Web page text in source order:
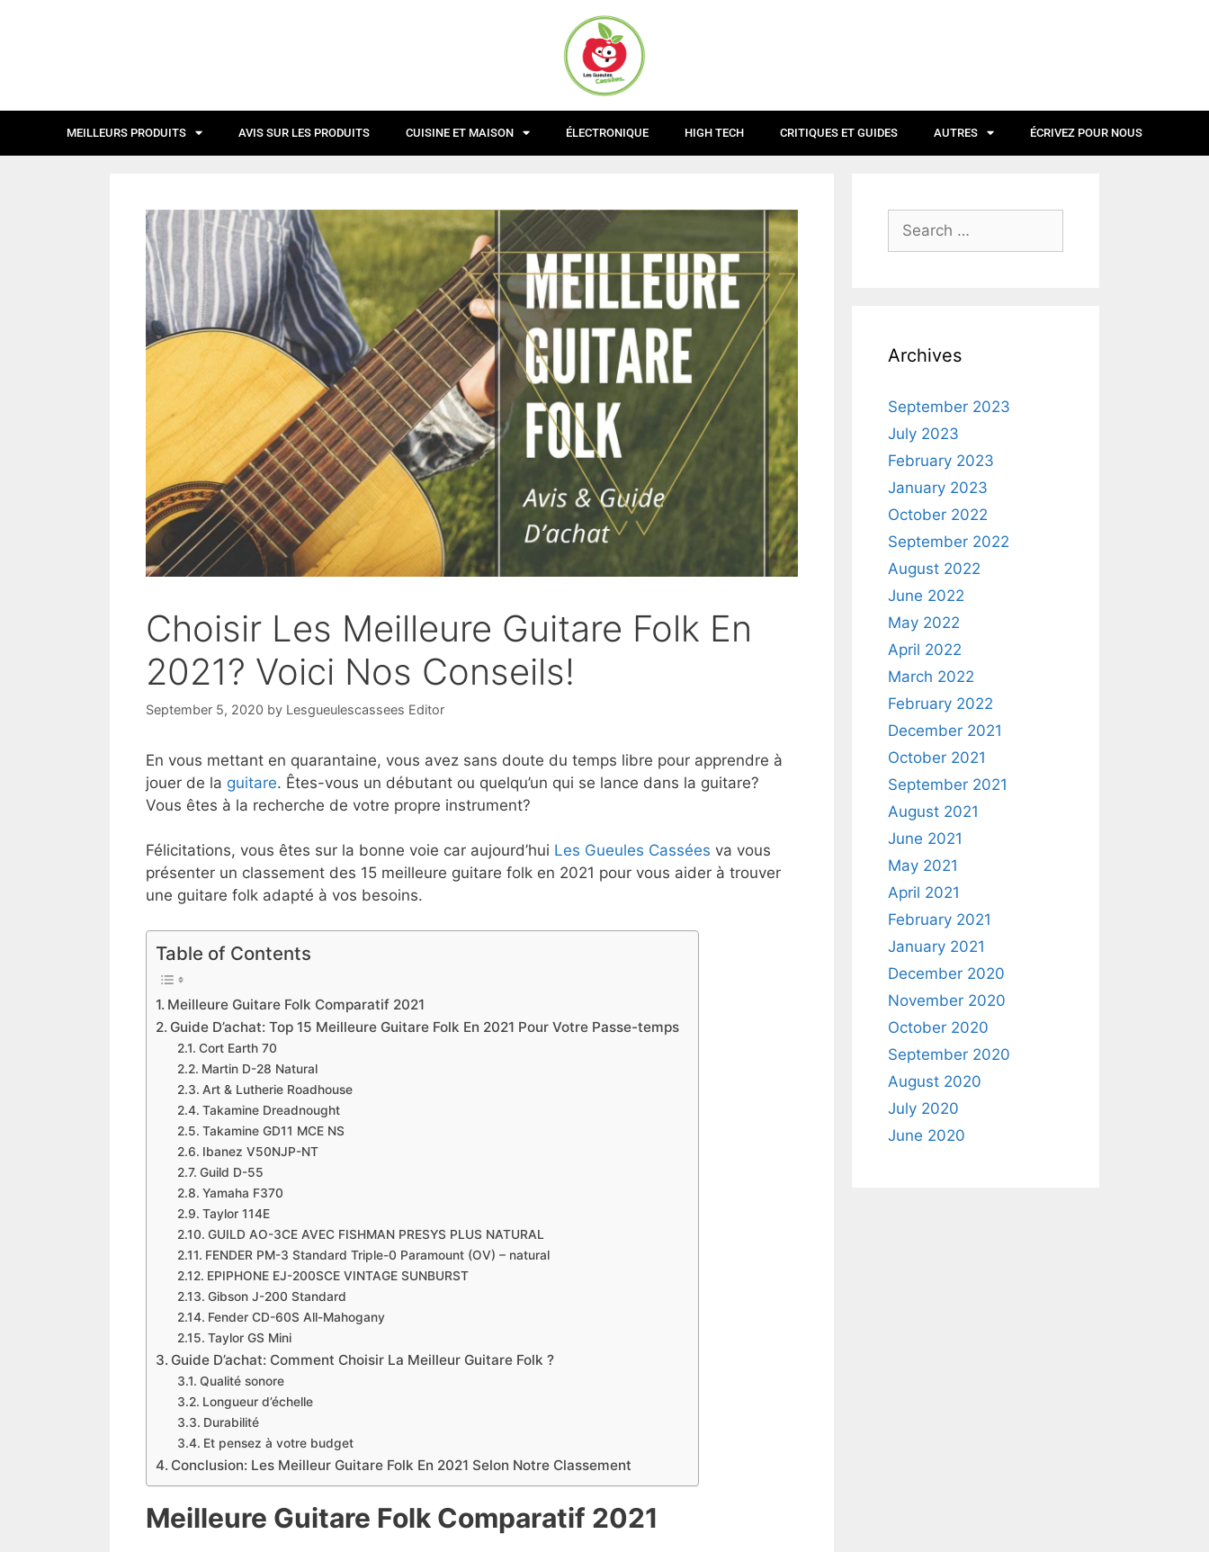
MEILLEURS PRODUITS AVIS SUR LES PRODUITS CUISINE ET MAISON ÉLECTRONIQUE HIGH TECH CRITIQUES ET GUIDES AUTRES ÉCRIVEZ POUR NOUS
Choisir Les Meilleure Guitare Folk En
2021? Voici Nos Conseils!
September 5, 2020 by Lesgueulescassees Editor
En vous mettant en quarantaine, vous avez sans doute du temps libre pour apprendre à
jouer de la guitare. Êtes-vous un débutant ou quelqu’un qui se lance dans la guitare?
Vous êtes à la recherche de votre propre instrument?
Félicitations, vous êtes sur la bonne voie car aujourd’hui Les Gueules Cassées va vous
présenter un classement des 15 meilleure guitare folk en 2021 pour vous aider à trouver
une guitare folk adapté à vos besoins.
Table of Contents
Meilleure Guitare Folk Comparatif 2021
Guide D’achat: Top 15 Meilleure Guitare Folk En 2021 Pour Votre Passe-temps
Cort Earth 70
Martin D-28 Natural
Art & Lutherie Roadhouse
Takamine Dreadnought
Takamine GD11 MCE NS
Ibanez V50NJP-NT
Guild D-55
Yamaha F370
Taylor 114E
GUILD AO-3CE AVEC FISHMAN PRESYS PLUS NATURAL
FENDER PM-3 Standard Triple-0 Paramount (OV) – natural
EPIPHONE EJ-200SCE VINTAGE SUNBURST
Gibson J-200 Standard
Fender CD-60S All-Mahogany
Taylor GS Mini
Guide D’achat: Comment Choisir La Meilleur Guitare Folk ?
Qualité sonore
Longueur d’échelle
Durabilité
Et pensez à votre budget
Conclusion: Les Meilleur Guitare Folk En 2021 Selon Notre Classement
Meilleure Guitare Folk Comparatif 2021
Archives
September 2023
July 2023
February 2023
January 2023
October 2022
September 2022
August 2022
June 2022
May 2022
April 2022
March 2022
February 2022
December 2021
October 2021
September 2021
August 2021
June 2021
May 2021
April 2021
February 2021
January 2021
December 2020
November 2020
October 2020
September 2020
August 2020
July 2020
June 2020